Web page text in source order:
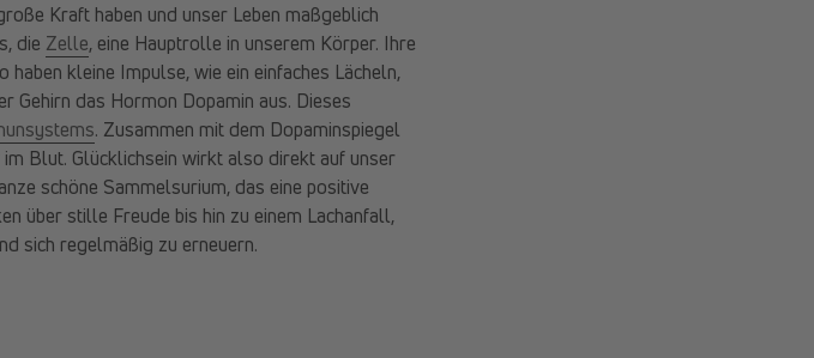
Kraft haben und unser Leben maßgeblich
die Zelle, eine Hauptrolle in unserem Körper. Ihre
kleine Impulse, wie ein einfaches Lächeln,
Gehirn das Hormon Dopamin aus. Dieses
. Zusammen mit dem Dopaminspiegel
Blut. Glücklichsein wirkt also direkt auf unser
schöne Sammelsurium, das eine positive
über stille Freude bis hin zu einem Lachanfall,
sich regelmäßig zu erneuern.